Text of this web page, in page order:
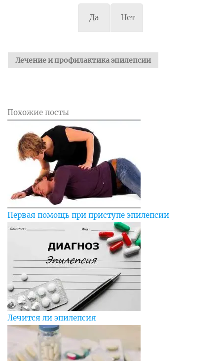
Да Нет
Лечение и профилактика эпилепсии
Похожие посты
Первая помощь при приступе эпилепсии
Лечится ли эпилепсия